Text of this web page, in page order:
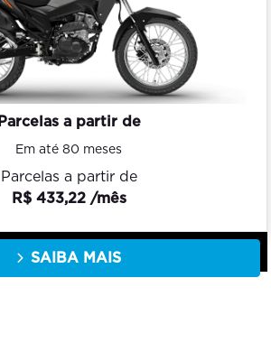
Parcelas a partir de
Em até 80 meses
Parcelas a partir de
R$ 433,22 /mês
SAIBA MAIS